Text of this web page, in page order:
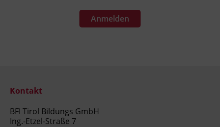
Anmelden
Kontakt
BFI Tirol Bildungs GmbH
Ing.-Etzel-Straße 7